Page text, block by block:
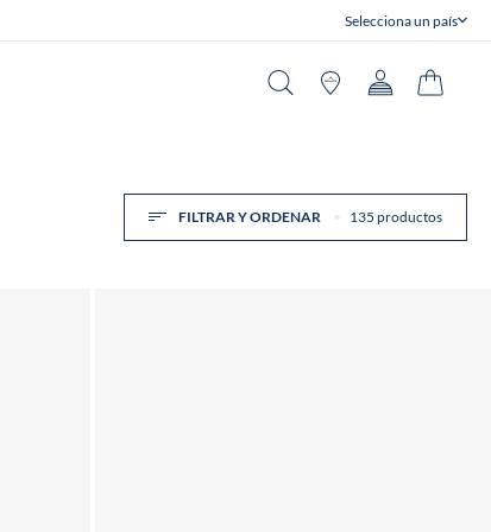
Selecciona un país
Cerrar
FILTRAR Y ORDENAR 135 productos